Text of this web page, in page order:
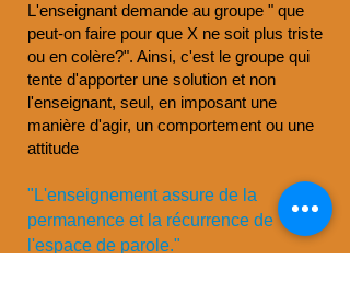
L'enseignant demande au groupe " que
peut-on faire pour que X ne soit plus triste
ou en colère?". Ainsi, c'est le groupe qui
tente d'apporter une solution et non
l'enseignant, seul, en imposant une
manière d'agir, un comportement ou une
attitude
"L'enseignement assure de la
permanence et la récurrence de
l'espace de parole."